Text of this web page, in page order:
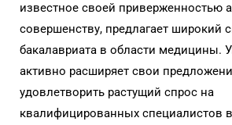
известное своей приверженностью
совершенству, предлагает широкий
бакалавриата в области медицины.
активно расширяет свои
удовлетворить растущий спрос на
квалифицированных специалистов